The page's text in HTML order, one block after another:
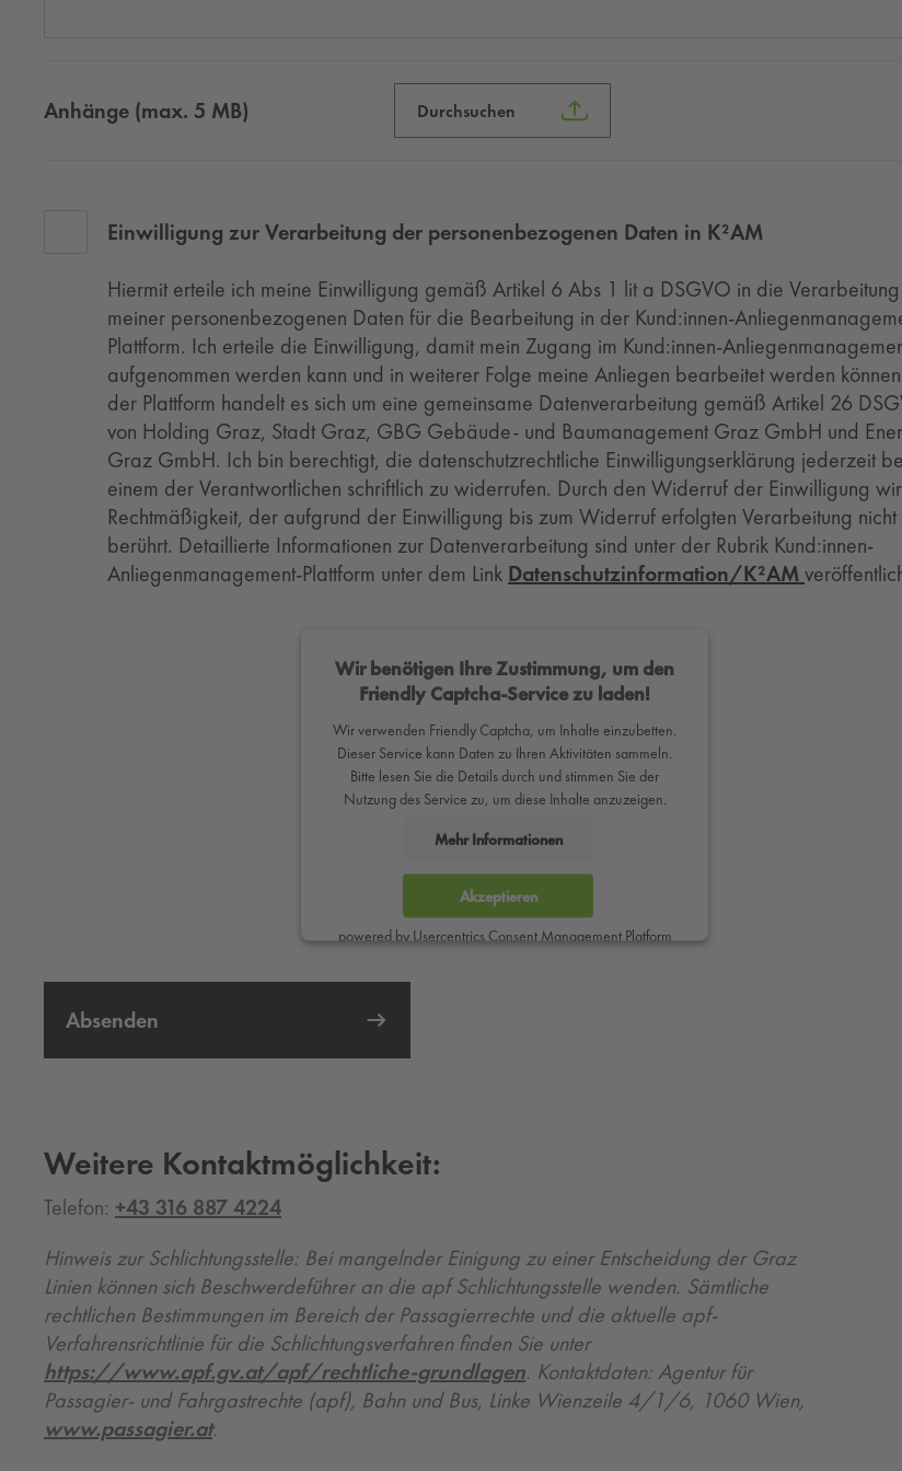
Anhänge (max. 5 MB) Durchsuchen
Einwilligung zur Verarbeitung der personenbezogenen Daten in K²AM
Hiermit erteile ich meine Einwilligung gemäß Artikel 6 Abs 1 lit a DSGVO in die Verarbeitung
meiner personenbezogenen Daten für die Bearbeitung in der Kund:innen-
Plattform. Ich erteile die Einwilligung, damit mein Zugang im Kund:innen-
aufgenommen werden kann und in weiterer Folge meine Anliegen bearbeitet werden
der Plattform handelt es sich um eine gemeinsame Datenverarbeitung gemäß Artikel 26
von Holding Graz, Stadt Graz, GBG Gebäude- und Baumanagement Graz GmbH und
Graz GmbH. Ich bin berechtigt, die datenschutzrechtliche Einwilligungserklärung jederzeit
einem der Verantwortlichen schriftlich zu widerrufen. Durch den Widerruf der Einwilligung
Rechtmäßigkeit, der aufgrund der Einwilligung bis zum Widerruf erfolgten Verarbeitung nicht
berührt. Detaillierte Informationen zur Datenverarbeitung sind unter der Rubrik Kund:innen-
Anliegenmanagement-Plattform unter dem Link Datenschutzinformation/K²AM
Wir benötigen Ihre Zustimmung, um den
Friendly Captcha-Service zu laden!
Wir verwenden Friendly Captcha, um Inhalte einzubetten.
Dieser Service kann Daten zu Ihren Aktivitäten sammeln.
Bitte lesen Sie die Details durch und stimmen Sie der
Nutzung des Service zu, um diese Inhalte anzuzeigen.
Mehr Informationen
Akzeptieren
powered by Usercentrics Consent Management Platform
Absenden
Weitere Kontaktmöglichkeit:
Telefon: +43 316 887 4224
Hinweis zur Schlichtungsstelle: Bei mangelnder Einigung zu einer Entscheidung der Graz
Linien können sich Beschwerdeführer an die apf Schlichtungsstelle wenden. Sämtliche
rechtlichen Bestimmungen im Bereich der Passagierrechte und die aktuelle apf-
Verfahrensrichtlinie für die Schlichtungsverfahren finden Sie unter
https://www.apf.gv.at/apf/rechtliche-grundlagen. Kontaktdaten: Agentur für
Passagier- und Fahrgastrechte (apf), Bahn und Bus, Linke Wienzeile 4/1/6, 1060 Wien,
www.passagier.at.